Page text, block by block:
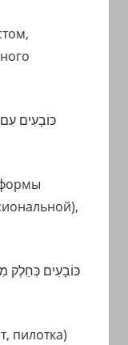
כּוֹבָעִים
כּוֹבָעִים כְּחֵלֶק
пилотка)